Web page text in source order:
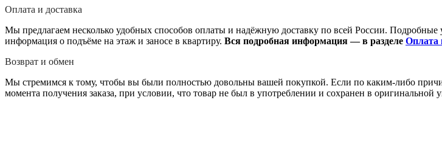
Оплата и доставка
Мы предлагаем несколько удобных способов оплаты и надёжную доставку по всей России.
информация о подъёме на этаж и заносе в квартиру. Вся подробная информация — в разделе Оплата
Возврат и обмен
Мы стремимся к тому, чтобы вы были полностью довольны вашей покупкой. Если по каким-либо
момента получения заказа, при условии, что товар не был в употреблении и сохранен в оригинальной